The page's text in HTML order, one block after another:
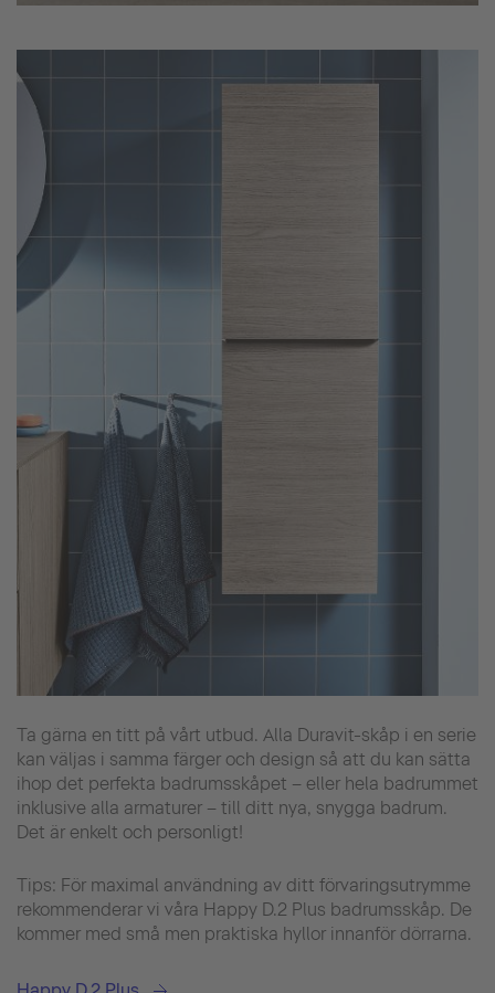
Ta gärna en titt på vårt utbud. Alla Duravit-skåp i en serie
kan väljas i samma färger och design så att du kan sätta
ihop det perfekta badrumsskåpet – eller hela badrummet
inklusive alla armaturer – till ditt nya, snygga badrum.
Det är enkelt och personligt!
Tips: För maximal användning av ditt förvaringsutrymme
rekommenderar vi våra Happy D.2 Plus badrumsskåp. De
kommer med små men praktiska hyllor innanför dörrarna.